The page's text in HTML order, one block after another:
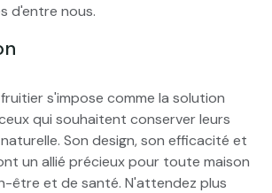
d'entre nous.
s'impose comme la solution
qui souhaitent conserver leurs
Son design, son efficacité et
un allié précieux pour toute maison
être et de santé. N'attendez plus